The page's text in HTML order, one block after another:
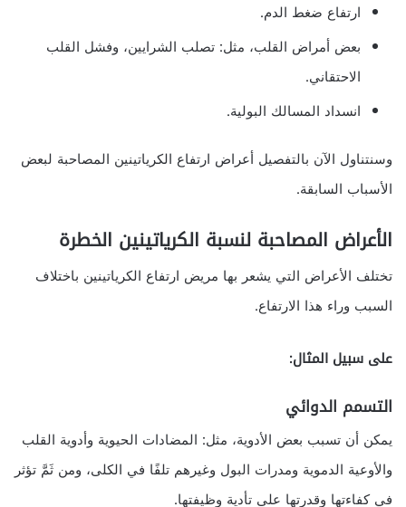
ارتفاع ضغط الدم.
بعض أمراض القلب، مثل: تصلب الشرايين، وفشل القلب
الاحتقاني.
انسداد المسالك البولية.
وسنتناول الآن بالتفصيل أعراض ارتفاع الكرياتينين المصاحبة لبعض
الأسباب السابقة.
الأعراض المصاحبة لنسبة الكرياتينين الخطرة
تختلف الأعراض التي يشعر بها مريض ارتفاع الكرياتينين باختلاف
السبب وراء هذا الارتفاع.
على سبيل المثال:
التسمم الدوائي
يمكن أن تسبب بعض الأدوية، مثل: المضادات الحيوية وأدوية القلب
والأوعية الدموية ومدرات البول وغيرهم تلفًا في الكلى، ومن ثَمَّ تؤثر
في كفاءتها وقدرتها على تأدية وظيفتها.